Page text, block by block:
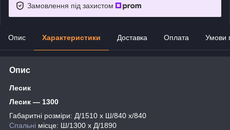
Замовлення під захистом
Опис Характеристики Доставка Оплата Умови
Опис
Лесик
Лесик — 1300
Габаритні розміри: Д/1510 х Ш/840 х/840
Спальні місце: Ш/1300 х Д/1890